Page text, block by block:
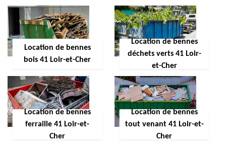
Location de bennes
bois 41 Loir-et-Cher
Location de bennes
déchets verts 41 Loir-
et-Cher
Location de bennes
ferraille 41 Loir-et-
Cher
Location de bennes
tout venant 41 Loir-et-
Cher